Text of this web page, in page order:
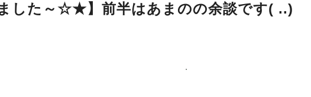
ました～☆★】前半はあまのの余談です( ..)